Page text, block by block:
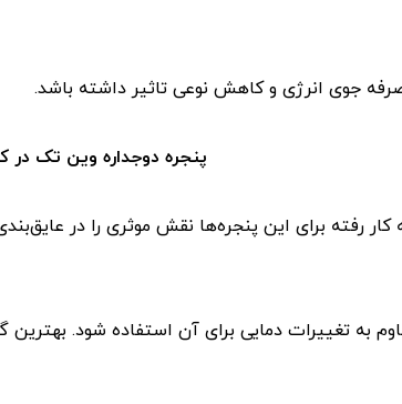
جوی انرژی و کاهش نوعی تاثیر داشته باشد.
پنجره دوجداره وین تک در
رفته برای این پنجره‌ها نقش موثری را در
به تغییرات دمایی برای آن استفاده شود. بهترین